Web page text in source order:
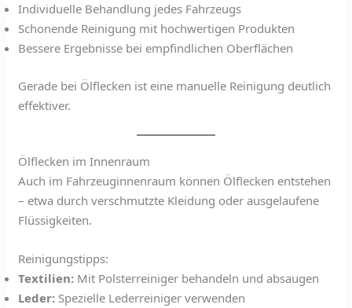
Individuelle Behandlung jedes Fahrzeugs
Schonende Reinigung mit hochwertigen Produkten
Bessere Ergebnisse bei empfindlichen Oberflächen
Gerade bei Ölflecken ist eine manuelle Reinigung deutlich
effektiver.
Ölflecken im Innenraum
Auch im Fahrzeuginnenraum können Ölflecken entstehen
– etwa durch verschmutzte Kleidung oder ausgelaufene
Flüssigkeiten.
Reinigungstipps:
Textilien: Mit Polsterreiniger behandeln und absaugen
Leder: Spezielle Lederreiniger verwenden